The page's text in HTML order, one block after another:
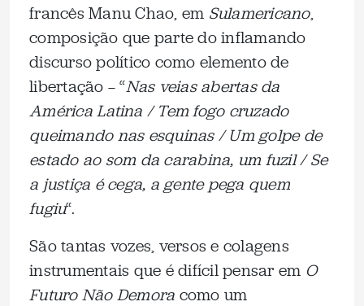
francês Manu Chao, em Sulamericano,
composição que parte do inflamando
discurso político como elemento de
libertação — “Nas veias abertas da
América Latina / Tem fogo cruzado
queimando nas esquinas / Um golpe de
estado ao som da carabina, um fuzil / Se
a justiça é cega, a gente pega quem
fugiu“.
São tantas vozes, versos e colagens
instrumentais que é difícil pensar em O
Futuro Não Demora como um